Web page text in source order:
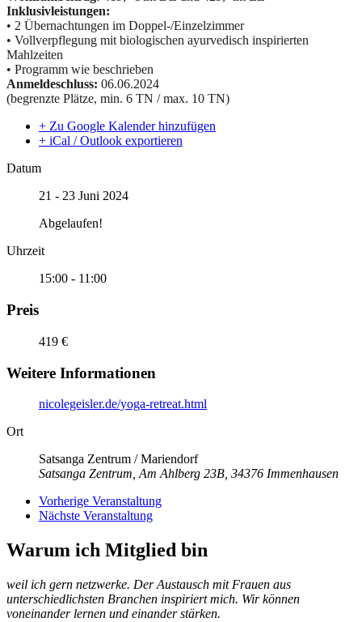
Inklusivleistungen:
• 2 Übernachtungen im Doppel-/Einzelzimmer
• Vollverpflegung mit biologischen ayurvedisch inspirierten
Mahlzeiten
• Programm wie beschrieben
Anmeldeschluss: 06.06.2024
(begrenzte Plätze, min. 6 TN / max. 10 TN)
+ Zu Google Kalender hinzufügen
+ iCal / Outlook exportieren
Datum
21 - 23 Juni 2024
Abgelaufen!
Uhrzeit
15:00 - 11:00
Preis
419 €
Weitere Informationen
nicolegeisler.de/yoga-retreat.html
Ort
Satsanga Zentrum / Mariendorf
Satsanga Zentrum, Am Ahlberg 23B, 34376 Immenhausen
Vorherige Veranstaltung
Nächste Veranstaltung
Warum ich Mitglied bin
weil ich gern netzwerke. Der Austausch mit Frauen aus
unterschiedlichsten Branchen inspiriert mich. Wir können
voneinander lernen und einander stärken.